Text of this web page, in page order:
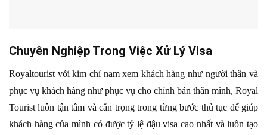
Chuyên Nghiệp Trong Việc Xử Lý Visa
Royaltourist với kim chỉ nam xem khách hàng như người thân và
phục vụ khách hàng như phục vụ cho chính bản thân mình, Royal
Tourist luôn tận tâm và cẩn trọng trong từng bước thủ tục để giúp
khách hàng của mình có được tỷ lệ đậu visa cao nhất và luôn tạo